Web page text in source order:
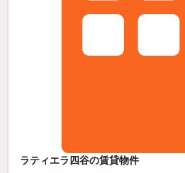
ラティエラ四谷の賃貸物件